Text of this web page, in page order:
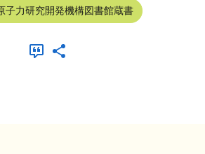
子力研究開発機構図書館蔵書